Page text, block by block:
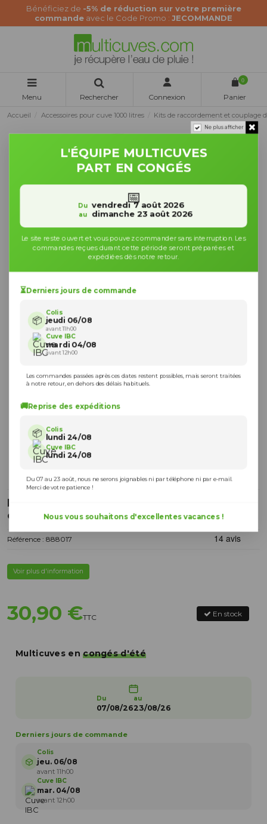
Bénéficiez de -5% de réduction sur votre première
commande avec le Code Promo : JECOMMANDE
Menu Rechercher Connexion
0
Panier
Accueil Accessoires pour cuve 1000 litres Kits de raccordement et couplage
Kit Vertical de Raccordement de 2 Cuves
eau 1000 L + Trop-Plein
Référence : 888017
Voir plus d'information
30,90 €TTC En stock
Multicuves encongés d'été
Du
07/08/26
au
23/08/26
Derniers jours de commande
Colis
jeu. 06/08
avant 11h00
Cuve IBC
mar. 04/08
avant 12h00
Ne plus afficher
L'ÉQUIPE MULTICUVES
PART EN CONGÉS
📅
Du vendredi 7 août 2026
au dimanche 23 août 2026
Le site reste ouvert et vous pouvez commander sans interruption. Les
commandes reçues durant cette période seront préparées et
expédiées dès notre retour.
⏳Derniers jours de commande
📦
Colis
jeudi 06/08
avant 11h00
Cuve IBC
mardi 04/08
avant 12h00
Les commandes passées après ces dates restent possibles, mais seront traitées
à notre retour, en dehors des délais habituels.
🚚Reprise des expéditions
📦 Colis
lundi 24/08
Cuve IBC
lundi 24/08
Du 07 au 23 août, nous ne serons joignables ni par téléphone ni par e-mail.
Merci de votre patience !
Nous vous souhaitons d'excellentes vacances !